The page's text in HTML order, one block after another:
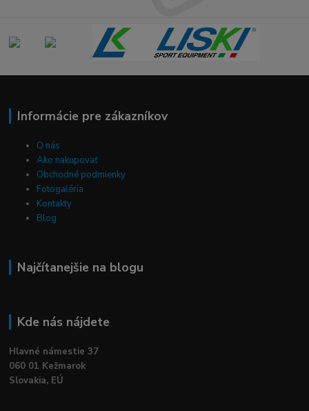
Informácie pre zákazníkov
O nás
Ako nakupovať
Obchodné podmienky
Fotogaléria
Kontakty
Blog
Najčítanejšie na blogu
Kde nás nájdete
Hlavné námestie 37
060 01 Kežmarok
Slovakia, EÚ